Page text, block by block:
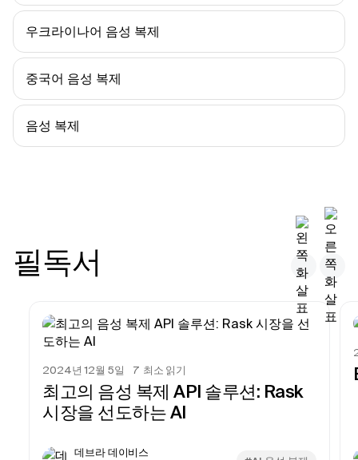
우크라이나어 음성 복제
중국어 음성 복제
음성 복제
필독서
2024년 12월 5일 7 최소 읽기
최고의 음성 복제 API 솔루션: Rask
시장을 선도하는 AI
데브라 데이비스